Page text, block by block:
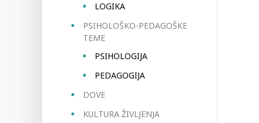
LOGIKA
PSIHOLOŠKO-PEDAGOŠKE
TEME
PSIHOLOGIJA
PEDAGOGIJA
DOVE
KULTURA ŽIVLJENJA